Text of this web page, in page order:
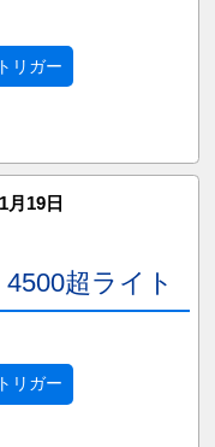
リガー
月19日
超ライト
リガー